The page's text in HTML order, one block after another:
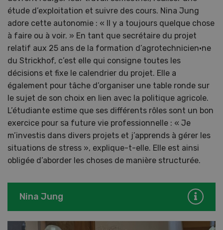
étude d’exploitation et suivre des cours. Nina Jung
adore cette autonomie : « Il y a toujours quelque chose
à faire ou à voir. » En tant que secrétaire du projet
relatif aux 25 ans de la formation d’agrotechnicien·ne
du Strickhof, c’est elle qui consigne toutes les
décisions et fixe le calendrier du projet. Elle a
également pour tâche d’organiser une table ronde sur
le sujet de son choix en lien avec la politique agricole.
L’étudiante estime que ses différents rôles sont un bon
exercice pour sa future vie professionnelle : « Je
m’investis dans divers projets et j’apprends à gérer les
situations de stress », explique-t-elle. Elle est ainsi
obligée d’aborder les choses de manière structurée.
Nina Jung